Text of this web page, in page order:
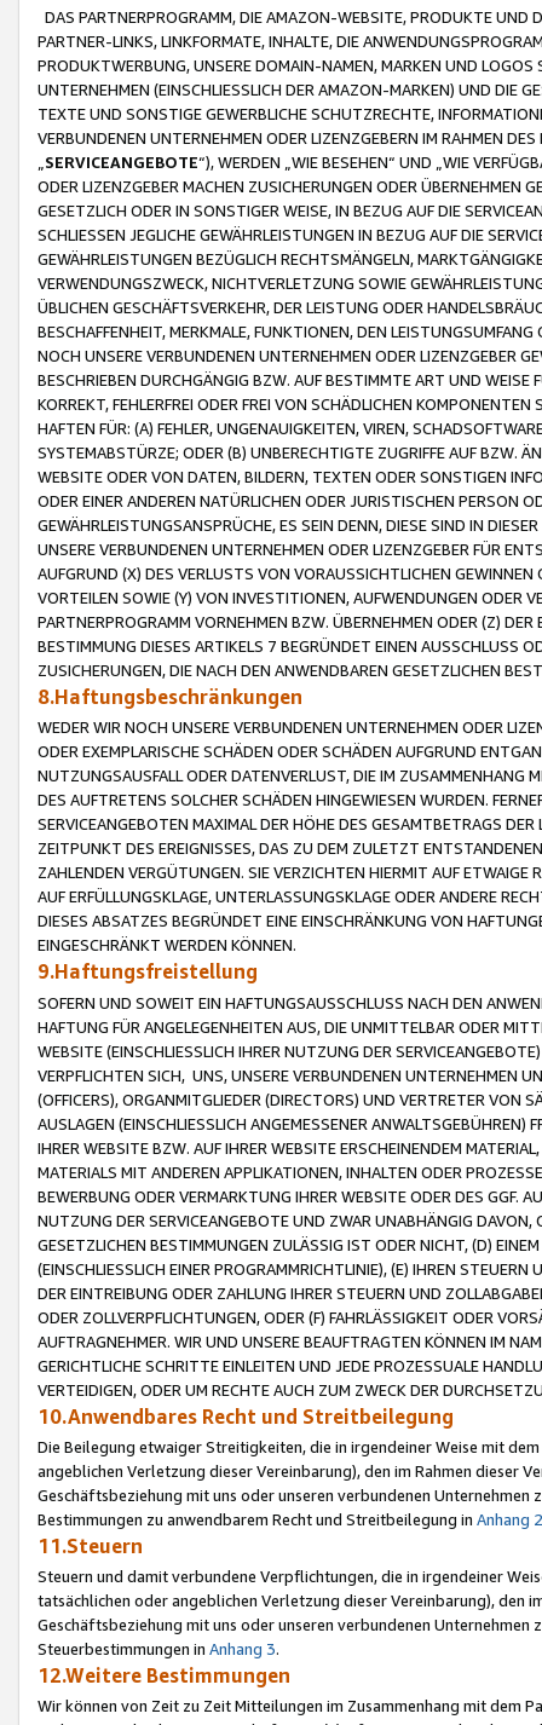
DAS PARTNERPROGRAMM, DIE AMAZON-WEBSITE, PRODUKTE UND
PARTNER-LINKS, LINKFORMATE, INHALTE, DIE
PRODUKTWERBUNG, UNSERE DOMAIN-NAMEN, MARKEN UND
UNTERNEHMEN (EINSCHLIESSLICH DER AMAZON-MARKEN) UND DIE
TEXTE UND SONSTIGE GEWERBLICHE SCHUTZRECHTE,
VERBUNDENEN UNTERNEHMEN ODER LIZENZGEBERN IM RAHMEN
SERVICEANGEBOTE“), WERDEN „WIE BESEHEN“ UND „WIE
ODER LIZENZGEBER MACHEN ZUSICHERUNGEN ODER ÜBERNEHMEN
GESETZLICH ODER IN SONSTIGER WEISE, IN BEZUG AUF DIE
SCHLIESSEN JEGLICHE GEWÄHRLEISTUNGEN IN BEZUG AUF DIE
GEWÄHRLEISTUNGEN BEZÜGLICH RECHTSMÄNGELN,
VERWENDUNGSZWECK, NICHTVERLETZUNG SOWIE
ÜBLICHEN GESCHÄFTSVERKEHR, DER LEISTUNG ODER
BESCHAFFENHEIT, MERKMALE, FUNKTIONEN, DEN
NOCH UNSERE VERBUNDENEN UNTERNEHMEN ODER LIZENZGEBER
BESCHRIEBEN DURCHGÄNGIG BZW. AUF BESTIMMTE ART UND
KORREKT, FEHLERFREI ODER FREI VON SCHÄDLICHEN
HAFTEN FÜR: (A) FEHLER, UNGENAUIGKEITEN, VIREN,
SYSTEMABSTÜRZE; ODER (B) UNBERECHTIGTE ZUGRIFFE AUF BZW.
WEBSITE ODER VON DATEN, BILDERN, TEXTEN ODER SONSTIGEN
ODER EINER ANDEREN NATÜRLICHEN ODER JURISTISCHEN PERSON
GEWÄHRLEISTUNGSANSPRÜCHE, ES SEIN DENN, DIESE SIND IN
UNSERE VERBUNDENEN UNTERNEHMEN ODER LIZENZGEBER FÜR
AUFGRUND (X) DES VERLUSTS VON VORAUSSICHTLICHEN
VORTEILEN SOWIE (Y) VON INVESTITIONEN, AUFWENDUNGEN ODER
PARTNERPROGRAMM VORNEHMEN BZW. ÜBERNEHMEN ODER (Z)
BESTIMMUNG DIESES ARTIKELS 7 BEGRÜNDET EINEN AUSSCHLUSS
ZUSICHERUNGEN, DIE NACH DEN ANWENDBAREN GESETZLICHEN
8.Haftungsbeschränkungen
WEDER WIR NOCH UNSERE VERBUNDENEN UNTERNEHMEN ODER
ODER EXEMPLARISCHE SCHÄDEN ODER SCHÄDEN AUFGRUND
NUTZUNGSAUSFALL ODER DATENVERLUST, DIE IM ZUSAMMENHANG
DES AUFTRETENS SOLCHER SCHÄDEN HINGEWIESEN WURDEN.
SERVICEANGEBOTEN MAXIMAL DER HÖHE DES GESAMTBETRAGS
ZEITPUNKT DES EREIGNISSES, DAS ZU DEM ZULETZT
ZAHLENDEN VERGÜTUNGEN. SIE VERZICHTEN HIERMIT AUF
AUF ERFÜLLUNGSKLAGE, UNTERLASSUNGSKLAGE ODER ANDERE
DIESES ABSATZES BEGRÜNDET EINE EINSCHRÄNKUNG VON
EINGESCHRÄNKT WERDEN KÖNNEN.
9.Haftungsfreistellung
SOFERN UND SOWEIT EIN HAFTUNGSAUSSCHLUSS NACH DEN
HAFTUNG FÜR ANGELEGENHEITEN AUS, DIE UNMITTELBAR ODER
WEBSITE (EINSCHLIESSLICH IHRER NUTZUNG DER
VERPFLICHTEN SICH, UNS, UNSERE VERBUNDENEN UNTERNEHMEN
(OFFICERS), ORGANMITGLIEDER (DIRECTORS) UND VERTRETER VON
AUSLAGEN (EINSCHLIESSLICH ANGEMESSENER
IHRER WEBSITE BZW. AUF IHRER WEBSITE ERSCHEINENDEM
MATERIALS MIT ANDEREN APPLIKATIONEN, INHALTEN ODER
BEWERBUNG ODER VERMARKTUNG IHRER WEBSITE ODER DES GGF.
NUTZUNG DER SERVICEANGEBOTE UND ZWAR UNABHÄNGIG
GESETZLICHEN BESTIMMUNGEN ZULÄSSIG IST ODER NICHT, (D)
(EINSCHLIESSLICH EINER PROGRAMMRICHTLINIE), (E) IHREN
DER EINTREIBUNG ODER ZAHLUNG IHRER STEUERN UND
ODER ZOLLVERPFLICHTUNGEN, ODER (F) FAHRLÄSSIGKEIT ODER
AUFTRAGNEHMER. WIR UND UNSERE BEAUFTRAGTEN KÖNNEN IM
GERICHTLICHE SCHRITTE EINLEITEN UND JEDE PROZESSUALE
VERTEIDIGEN, ODER UM RECHTE AUCH ZUM ZWECK DER
10.Anwendbares Recht und Streitbeilegung
Die Beilegung etwaiger Streitigkeiten, die in irgendeiner Weise mit
angeblichen Verletzung dieser Vereinbarung), den im Rahmen dieser
Geschäftsbeziehung mit uns oder unseren verbundenen
Bestimmungen zu anwendbarem Recht und Streitbeilegung in Anhang 2
11.Steuern
Steuern und damit verbundene Verpflichtungen, die in irgendeiner
tatsächlichen oder angeblichen Verletzung dieser Vereinbarung), den
Geschäftsbeziehung mit uns oder unseren verbundenen
Steuerbestimmungen in Anhang 3.
12.Weitere Bestimmungen
Wir können von Zeit zu Zeit Mitteilungen im Zusammenhang mit dem